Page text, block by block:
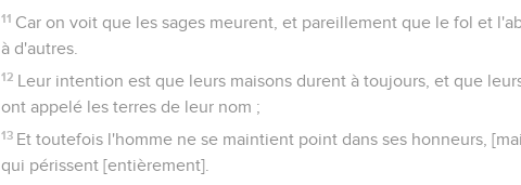
11 Car on voit que les sages meurent, et pareillement que le fol et
à d'autres.
12 Leur intention est que leurs maisons durent à toujours, et que
ont appelé les terres de leur nom ;
13 Et toutefois l'homme ne se maintient point dans ses honneurs,
qui périssent [entièrement].